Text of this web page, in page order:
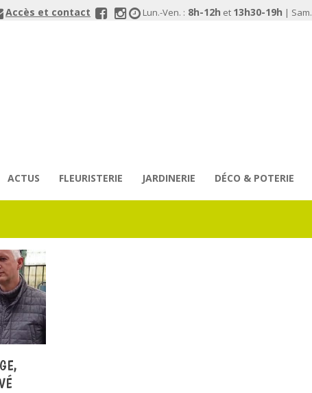
Accès et contact Lun.-Ven. : 8h-12h et 13h30-19h | Sam.
ACTUS FLEURISTERIE JARDINERIE DÉCO & POTERIE